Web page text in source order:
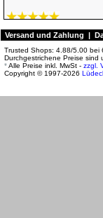
Velux Set
02.06.2022
Velux Set
Die direkte Behandlung
Versand und Zahlung |
Trusted Shops: 4.88/5.00 bei
Durchgestrichene Preise sind
*Alle Preise inkl. MwSt - zzgl.
Copyright © 1997-2026